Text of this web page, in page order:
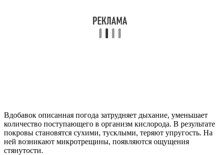
Вдобавок описанная погода затрудняет дыхание, уменьшает
количество поступающего в организм кислорода. В результате
покровы становятся сухими, тусклыми, теряют упругость. На
ней возникают микротрещины, появляются ощущения
стянутости.